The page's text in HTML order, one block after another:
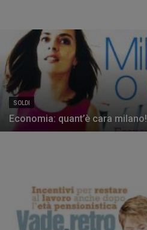
SOLDI
Economia: quant’è cara milano!